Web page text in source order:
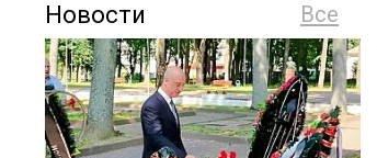
Все
Новости